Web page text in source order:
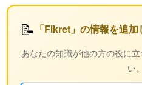
📝 「Fikret」の情報を追
あなたの知識が他の方の役に
い。